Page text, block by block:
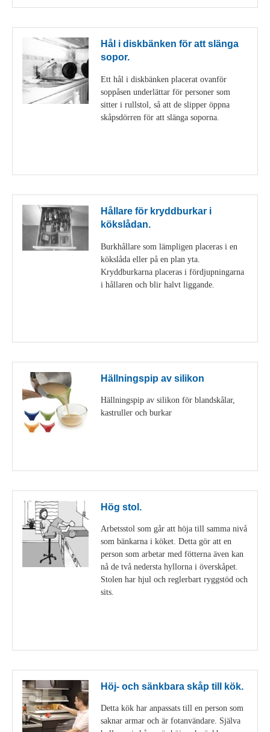
Hål i diskbänken för att slänga
sopor.
Ett hål i diskbänken placerat ovanför
soppåsen underlättar för personer som
sitter i rullstol, så att de slipper öppna
skåpsdörren för att slänga soporna.
Hållare för kryddburkar i
kökslådan.
Burkhållare som lämpligen placeras i en
kökslåda eller på en plan yta.
Kryddburkarna placeras i fördjupningarna
i hållaren och blir halvt liggande.
Hällningspip av silikon
Hällningspip av silikon för blandskålar,
kastruller och burkar
Hög stol.
Arbetsstol som går att höja till samma nivå
som bänkarna i köket. Detta gör att en
person som arbetar med fötterna även kan
nå de två nedersta hyllorna i överskåpet.
Stolen har hjul och reglerbart ryggstöd och
sits.
Höj- och sänkbara skåp till kök.
Detta kök har anpassats till en person som
saknar armar och är fotanvändare. Själva